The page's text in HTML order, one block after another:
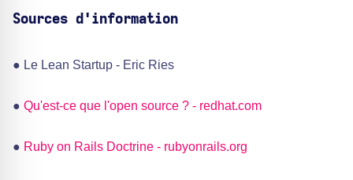
Sources d'information
● Le Lean Startup - Eric Ries
● Qu'est-ce que l'open source ? - redhat.com
● Ruby on Rails Doctrine - rubyonrails.org